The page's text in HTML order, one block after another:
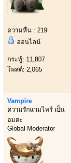
ความหื่น : 219
ออนไลน์
กระทู้: 11,807
โพสต์: 2,065
Vampire
ความรักแวมไพร์ เป็น
อมตะ
Global Moderator